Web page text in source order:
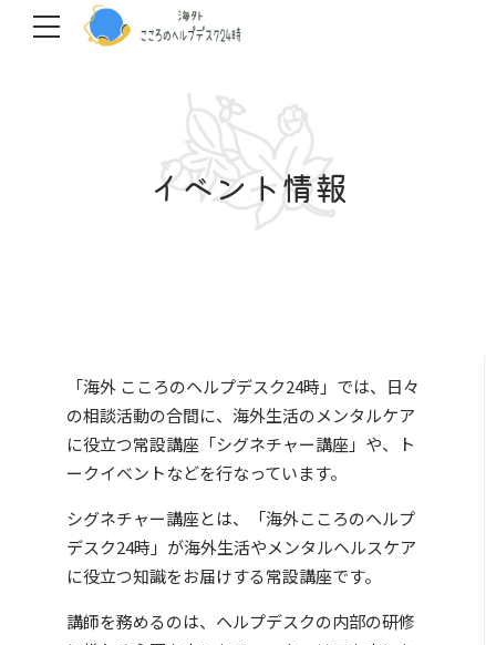
イベント情報
「海外 こころのヘルプデスク24時」では、日々
の相談活動の合間に、海外生活のメンタルケア
に役立つ常設講座「シグネチャー講座」や、ト
ークイベントなどを行なっています。
シグネチャー講座とは、「海外こころのヘルプ
デスク24時」が海外生活やメンタルヘルスケア
に役立つ知識をお届けする常設講座です。
講師を務めるのは、ヘルプデスクの内部の研修